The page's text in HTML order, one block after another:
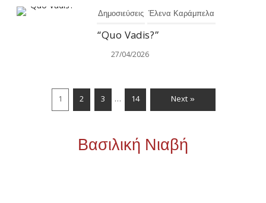
Δημοσιεύσεις Έλενα Καράμπελα
“Quo Vadis?”
27/04/2026
1 2 3 … 14 Next »
Βασιλική Νιαβή